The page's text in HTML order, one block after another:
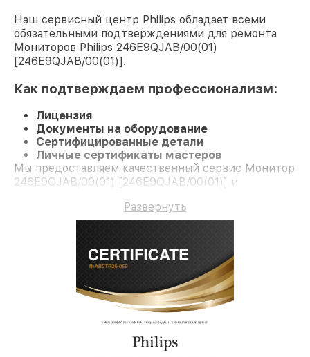
Наш сервисный центр Philips обладает всеми
обязательными подтверждениями для ремонта
Мониторов Philips 246E9QJAB/00(01)
[246E9QJAB/00(01)].
Как подтверждаем профессионализм:
Лицензия
Документы на оборудование
Сертифицированные детали
Личные сертификаты мастеров
Мы предоставляем качественный сервис Монитор
246E9QJAB/00(01) [246E9QJAB/00(01)] и
Развернуть